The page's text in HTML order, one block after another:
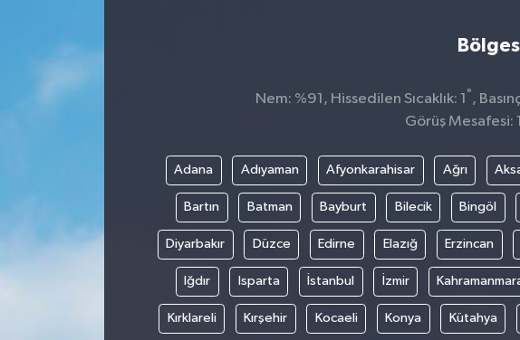
Nem: %91, Hissedilen Sıcaklık: 1 ° ,
Görüş Mesafesi:
Adana Adıyaman Afyonkarahisar Ağrı
Bartın Batman Bayburt Bilecik Bingöl
Diyarbakır Düzce Edirne Elazığ Erzincan
Iğdır Isparta İstanbul İzmir
Kırklareli Kırşehir Kocaeli Konya Kütahya
PROJELER İNGİLİZCE
YEREL MEDYA RAPORU